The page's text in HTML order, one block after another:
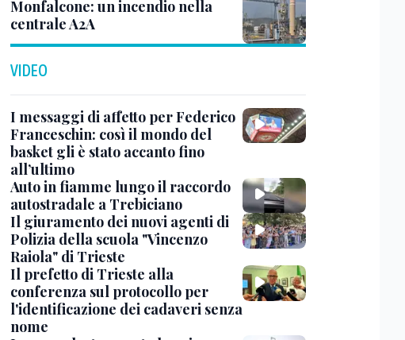
Monfalcone: un incendio nella
centrale A2A
VIDEO
I messaggi di affetto per Federico
Franceschin: così il mondo del
basket gli è stato accanto fino
all’ultimo
Auto in fiamme lungo il raccordo
autostradale a Trebiciano
Il giuramento dei nuovi agenti di
Polizia della scuola "Vincenzo
Raiola" di Trieste
Il prefetto di Trieste alla
conferenza sul protocollo per
l'identificazione dei cadaveri senza
nome